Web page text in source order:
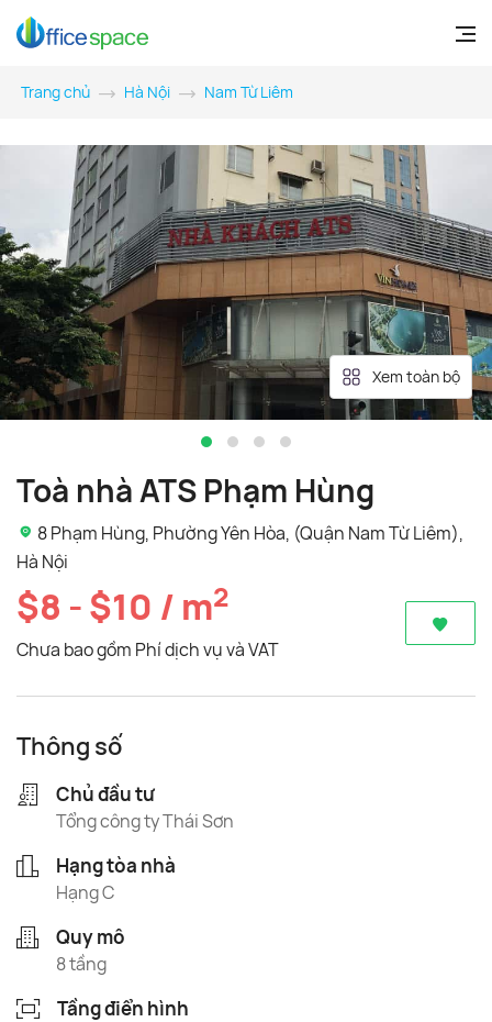
Trang chủ Hà Nội Nam Từ Liêm
Xem toàn bộ
Toà nhà ATS Phạm Hùng
8 Phạm Hùng, Phường Yên Hòa, (Quận Nam Từ Liêm),
Hà Nội
$8 - $10 / m2
Chưa bao gồm Phí dịch vụ và VAT
Thông số
Chủ đầu tư
Tổng công ty Thái Sơn
Hạng tòa nhà
Hạng C
Quy mô
8 tầng
Tầng điển hình